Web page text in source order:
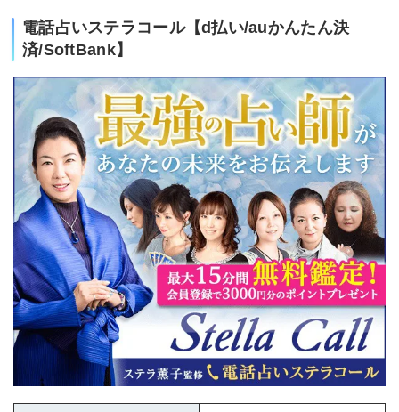
電話占いステラコール【d払い/auかんたん決
済/SoftBank】